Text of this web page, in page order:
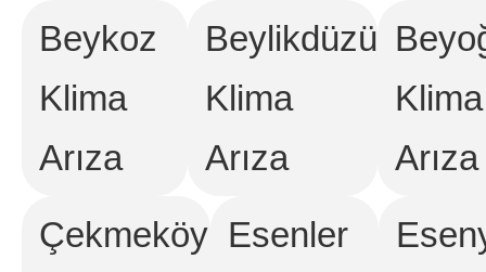
Beykoz
Klima
Arıza
Beylikdüzü
Klima
Arıza
Klima
Arıza
Çekmeköy Esenler